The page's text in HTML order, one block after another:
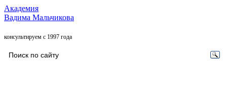
Академия
Вадима Мальчикова
консультируем с 1997 года